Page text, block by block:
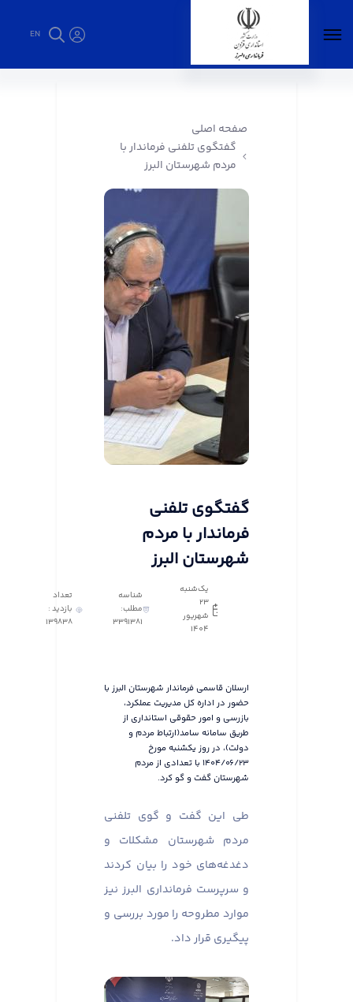
EN
صفحه اصلی
گفتگوی تلفنی فرماندار با
مردم شهرستان البرز
گفتگوی تلفنی
فرماندار با مردم
شهرستان البرز
یک‌شنبه
23
شهریور
1404
شناسه
مطلب:
3391381
تعداد
بازدید :
139838
ارسلان قاسمی فرماندار شهرستان البرز با
حضور در اداره کل مدیریت عملکرد،
بازرسی و امور حقوقی استانداری از
طریق سامانه سامد(ارتباط مردم و
دولت)، در روز یکشنبه مورخ
۱۴۰۴/۰۶/۲۳ با تعدادی از مردم
شهرستان گفت و گو کرد.
طی این گفت و گوی تلفنی
مردم شهرستان مشکلات و
دغدغه‌های خود را بیان کردند
و سرپرست فرمانداری البرز نیز
موارد مطروحه را مورد بررسی و
پیگیری قرار داد.